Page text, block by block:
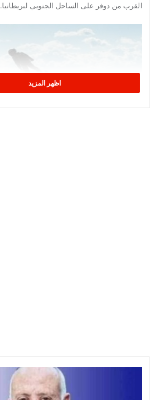
القرب من دوفر على الساحل الجنوبي لبريطانيا.
اظهر المزيد